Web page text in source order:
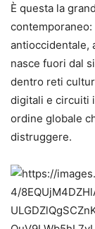
È questa la
antioccidentale,
nasce fuori dal
dentro reti
digitali e circuiti
ordine globale
distruggere.